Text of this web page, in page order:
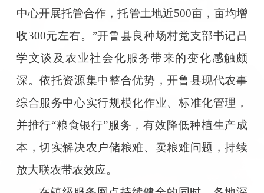
中心开展托管合作，托管土地近500亩，亩均增
收300元左右。”开鲁县良种场村党支部书记吕
学文谈及农业社会化服务带来的变化感触颇
深。依托资源集中整合优势，开鲁县现代农事
综合服务中心实行规模化作业、标准化管理，
并推行“粮食银行”服务，有效降低种植生产成
本，切实解决农户储粮难、卖粮难问题，持续
放大联农带农效应。